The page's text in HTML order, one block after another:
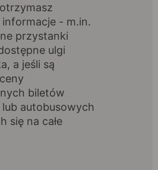
- m.in.
przystanki
ulgi
a jeśli są
biletów
autobusowych
się na całe